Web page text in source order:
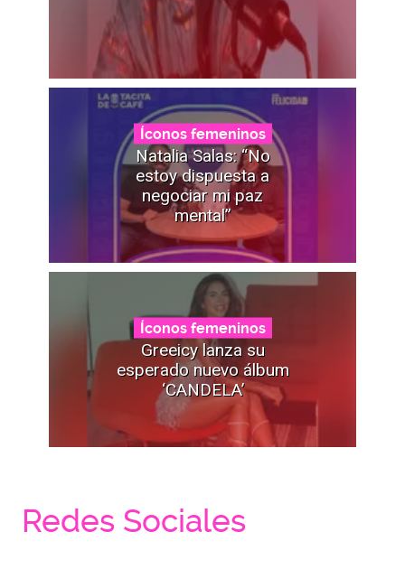
Íconos femeninos
Natalia Salas: “No
estoy dispuesta a
negociar mi paz
mental”
Íconos femeninos
Greeicy lanza su
esperado nuevo álbum
‘CANDELA’
Redes Sociales